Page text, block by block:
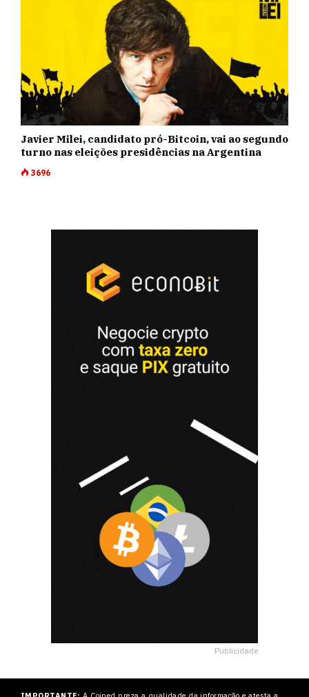
Javier Milei, candidato pró-Bitcoin, vai ao segundo
turno nas eleições presidências na Argentina
3696
Publicidade